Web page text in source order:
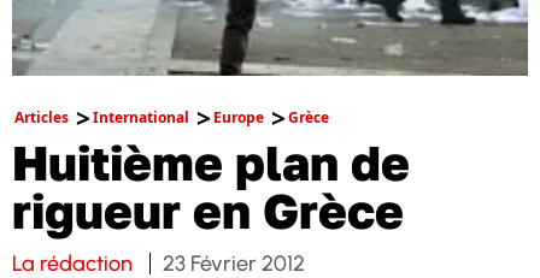
Articles International Europe Grèce
Huitième plan de
rigueur en Grèce
La rédaction 23 Février 2012